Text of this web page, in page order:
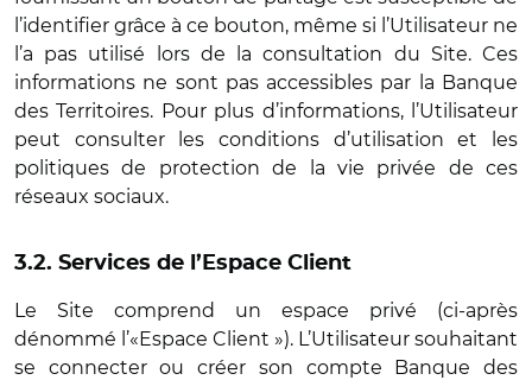
l’identifier grâce à ce bouton, même si l’Utilisateur ne
l’a pas utilisé lors de la consultation du Site. Ces
informations ne sont pas accessibles par la Banque
des Territoires. Pour plus d’informations, l’Utilisateur
peut consulter les conditions d’utilisation et les
politiques de protection de la vie privée de ces
réseaux sociaux.
3.2. Services de l’Espace Client
Le Site comprend un espace privé (ci-après
dénommé l’«Espace Client »). L’Utilisateur souhaitant
se connecter ou créer son compte Banque des